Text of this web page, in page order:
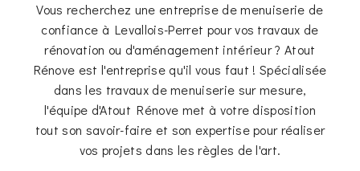
Vous recherchez une entreprise de menuiserie de
confiance à Levallois-Perret pour vos travaux de
rénovation ou d'aménagement intérieur ? Atout
Rénove est l'entreprise qu'il vous faut ! Spécialisée
dans les travaux de menuiserie sur mesure,
l'équipe d'Atout Rénove met à votre disposition
tout son savoir-faire et son expertise pour réaliser
vos projets dans les règles de l'art.